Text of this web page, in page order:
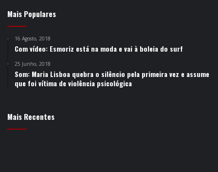
Mais Populares
16 Agosto, 2018
Com vídeo: Esmoriz está na moda e vai à boleia do surf
25 Junho, 2018
Som: Maria Lisboa quebra o silêncio pela primeira vez e assume
que foi vítima de violência psicológica
Mais Recentes